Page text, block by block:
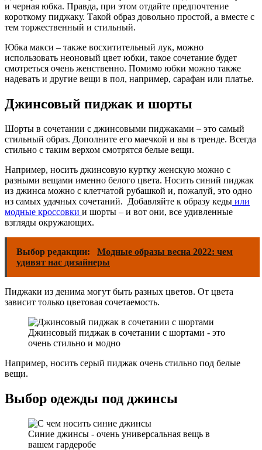
и черная юбка. Правда, при этом отдайте предпочтение
короткому пиджаку. Такой образ довольно простой, а вместе с
тем торжественный и стильный.
Юбка макси – также восхитительный лук, можно
использовать неоновый цвет юбки, такое сочетание будет
смотреться очень женственно. Помимо юбки можно также
надевать и другие вещи в пол, например, сарафан или платье.
Джинсовый пиджак и шорты
Шорты в сочетании с джинсовыми пиджаками – это самый
стильный образ. Дополните его маечкой и вы в тренде. Всегда
стильно с таким верхом смотрятся белые вещи.
Например, носить джинсовую куртку женскую можно с
разными вещами именно белого цвета. Носить синий пиджак
из джинса можно с клетчатой рубашкой и, пожалуй, это одно
из самых удачных сочетаний. Добавляйте к образу кеды или
модные кроссовки и шорты – и вот они, все удивленные
взгляды окружающих.
Выбор редакции:
Модные образы весна 2022: чем
удивят нас дизайнеры
Пиджаки из денима могут быть разных цветов. От цвета
зависит только цветовая сочетаемость.
Джинсовый пиджак в сочетании с шортами - это
очень стильно и модно
Например, носить серый пиджак очень стильно под белые
вещи.
Выбор одежды под джинсы
Синие джинсы - очень универсальная вещь в
вашем гардеробе